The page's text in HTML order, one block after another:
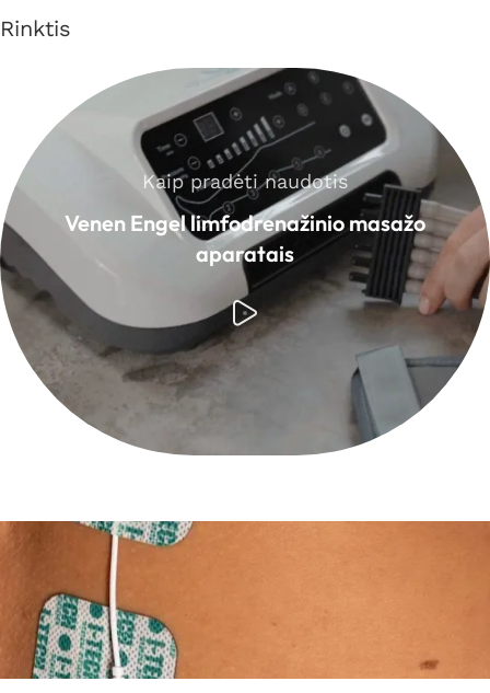
Rinktis
Kaip pradėti naudotis
Venen Engel limfodrenažinio masažo
aparatais